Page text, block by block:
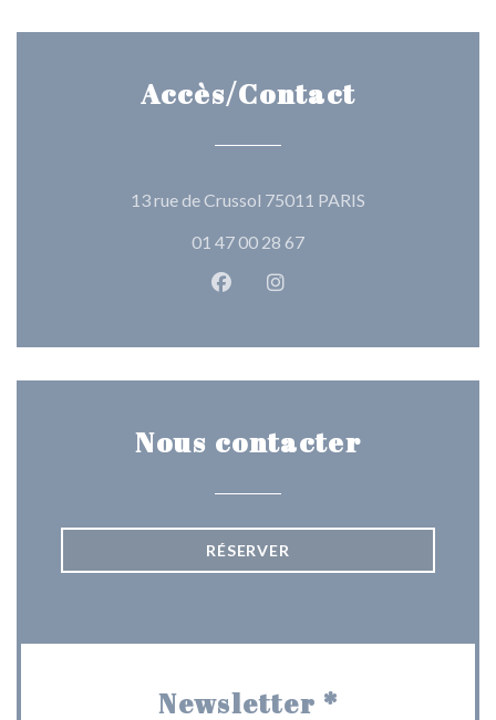
Accès/Contact
13 rue de Crussol 75011 PARIS
01 47 00 28 67
Facebook ((ouvre une
Instagram ((ouvre une
Nous contacter
RÉSERVER
Newsletter *